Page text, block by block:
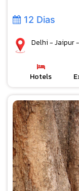
12 Dias
Delhi - Jaipur
Hotels